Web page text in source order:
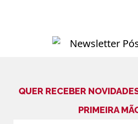
QUER RECEBER
PRIMEIRA